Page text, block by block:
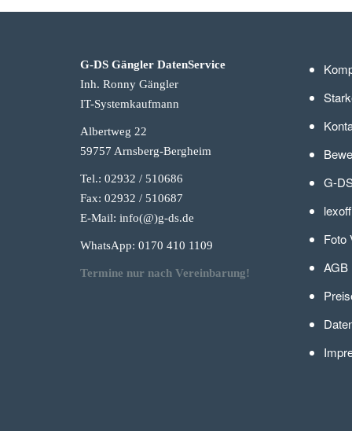
G-DS Gängler DatenService
Inh. Ronny Gängler
IT-Systemkaufmann
Albertweg 22
59757 Arnsberg-Bergheim
Tel.: 02932 / 510686
Fax: 02932 / 510687
E-Mail: info(@)g-ds.de
WhatsApp: 0170 410 1109
Termine nur nach Vereinbarung!
G-
Foto
AGB